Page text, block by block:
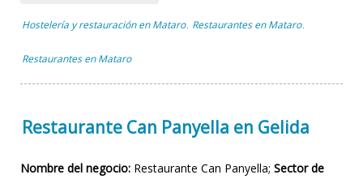
Hostelería y restauración en Mataro , Restaurantes en Mataro ,
Restaurantes en Mataro
Restaurante Can Panyella en Gelida
Nombre del negocio: Restaurante Can Panyella; Sector de